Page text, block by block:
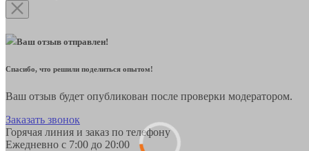
Ваш отзыв отправлен!
Спасибо, что решили поделиться опытом!
Ваш отзыв будет опубликован после проверки модератором.
Заказать звонок
Горячая линия и заказ по телефону
Ежедневно с 7:00 до 20:00